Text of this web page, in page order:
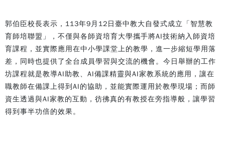
郭伯臣校長表示，113年9月12日臺中教大自發式成立「智慧教
育師培聯盟」，不僅與各師資培育大學攜手將AI技術納入師資培
育課程，並實際應用在中小學課堂上的教學，進一步縮短學用落
差，同時也提供了全台成員學習與交流的機會。今日舉辦的工作
坊課程就是教導AI助教、AI備課精靈與AI家教系統的應用，讓在
職教師在備課上得到AI的協助，並能實際運用於教學現場；而師
資生透過與AI家教的互動，彷彿真的有教授在旁指導般，讓學習
得到事半功倍的效果。